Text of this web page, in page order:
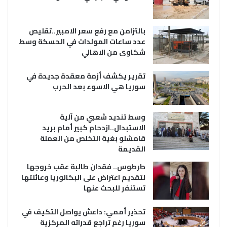
بالتزامن مع رفع سعر الامبير..تقليص
عدد ساعات المولدات في الحسكة وسط
شكاوى من الاهالي
تقرير يكشف أزمة معقدة جديدة في
سوريا هي الاسوء بعد الحرب
وسط تنديد شعبي من آلية
الاستبدال..ازدحام كبير أمام بريد
قامشلو بغية التخلص من العملة
القديمة
طرطوس.. فقدان طالبة عقب خروجها
لتقديم اعتراض على البكالوريا وعائلتها
تستنفر للبحث عنها
تحذير أممي: داعش يواصل التكيف في
سوريا رغم تراجع قدراته المركزية